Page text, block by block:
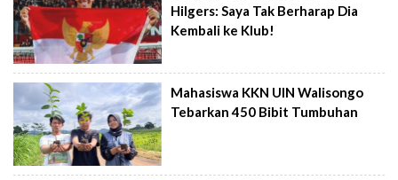
Hilgers: Saya Tak Berharap Dia
Kembali ke Klub!
Mahasiswa KKN UIN Walisongo
Tebarkan 450 Bibit Tumbuhan